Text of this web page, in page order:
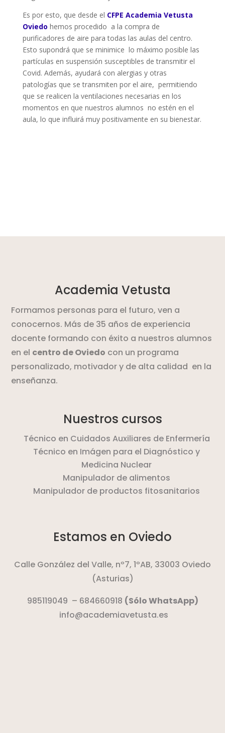
Es por esto, que desde el CFPE Academia Vetusta
Oviedo hemos procedido a la compra de
purificadores de aire para todas las aulas del centro.
Esto supondrá que se minimice lo máximo posible las
partículas en suspensión susceptibles de transmitir el
Covid. Además, ayudará con alergias y otras
patologías que se transmiten por el aire, permitiendo
que se realicen la ventilaciones necesarias en los
momentos en que nuestros alumnos no estén en el
aula, lo que influirá muy positivamente en su bienestar.
Academia Vetusta
Formamos personas para el futuro, ven a
conocernos. Más de 35 años de experiencia
docente formando con éxito a nuestros alumnos
en el centro de Oviedo con un programa
personalizado, motivador y de alta calidad en la
enseñanza.
Nuestros cursos
Técnico en Cuidados Auxiliares de Enfermería
Técnico en Imágen para el Diagnóstico y
Medicina Nuclear
Manipulador de alimentos
Manipulador de productos fitosanitarios
Estamos en Oviedo
Calle González del Valle, nº7, 1ºAB, 33003 Oviedo
(Asturias)
985119049 – 684660918 (Sólo WhatsApp)
info@academiavetusta.es